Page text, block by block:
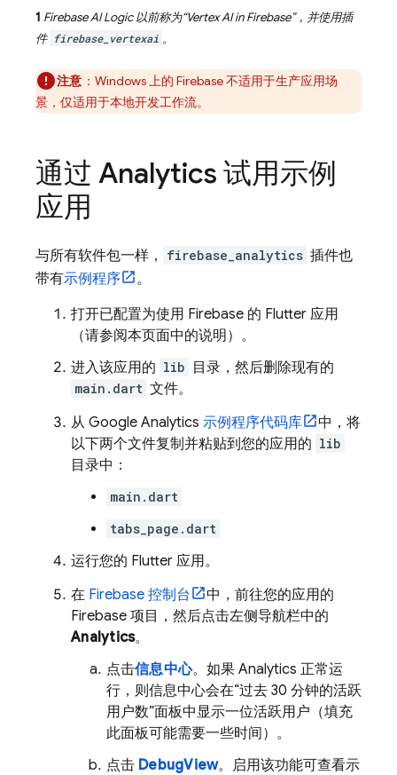
1 Firebase AI Logic以前称为“Vertex AI in Firebase”，并使用插
件 firebase_vertexai 。
注意 ：Windows 上的 Firebase 不适用于生产应用场
景，仅适用于本地开发工作流。
通过 Analytics 试用示例
应用
与所有软件包一样， firebase_analytics 插件也
带有示例程序
。
打开已配置为使用 Firebase 的 Flutter 应用
（请参阅本页面中的说明）。
进入该应用的 lib 目录，然后删除现有的
main.dart 文件。
从 Google Analytics 示例程序代码库
中，将
以下两个文件复制并粘贴到您的应用的 lib
目录中：
main.dart
tabs_page.dart
运行您的 Flutter 应用。
在 Firebase 控制台
中，前往您的应用的
Firebase 项目，然后点击左侧导航栏中的
Analytics。
点击信息中心。如果 Analytics 正常运
行，则信息中心会在“过去 30 分钟的活跃
用户数”面板中显示一位活跃用户（填充
此面板可能需要一些时间）。
点击 DebugView。启用该功能可查看示